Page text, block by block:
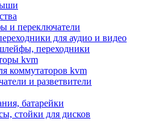
и кофемашины
комбайны
печи
печи
и переключатели
для аудио и видео
переходники
kvm
коммутаторов kvm
и разветвители
батарейки
стойки для дисков